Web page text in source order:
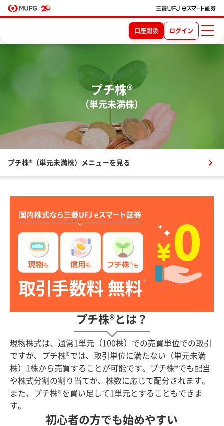
口座開設 ログイン
プチ株®
（単元未満株）
プチ株®とは？
現物株式は、通常1単元（100株）での売買単位での取引
ですが、プチ株®では、取引単位に満たない（単元未満
株）1株から売買することが可能です。プチ株®でも配当
や株式分割の割り当てが、株数に応じて配分されます。
また、プチ株®を買い足して1単元とすることもできま
す。
初心者の方でも始めやすい
プチ株®（単元未満株）メニューを見る